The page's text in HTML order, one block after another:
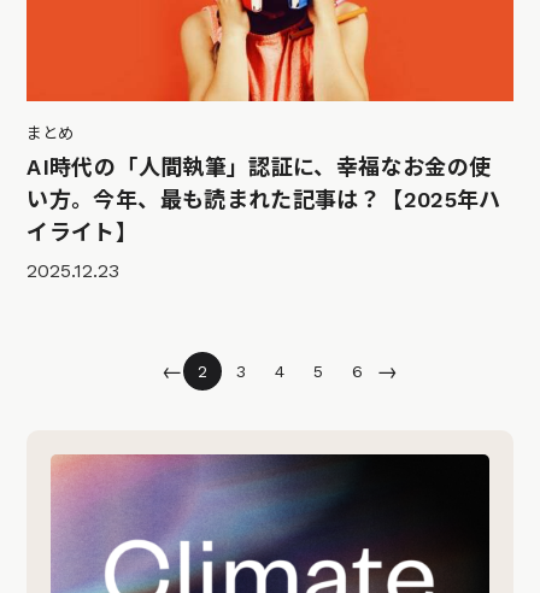
まとめ
AI時代の「人間執筆」認証に、幸福なお金の使
い方。今年、最も読まれた記事は？【2025年ハ
イライト】
2025.12.23
← 2 3 4 5 6 →